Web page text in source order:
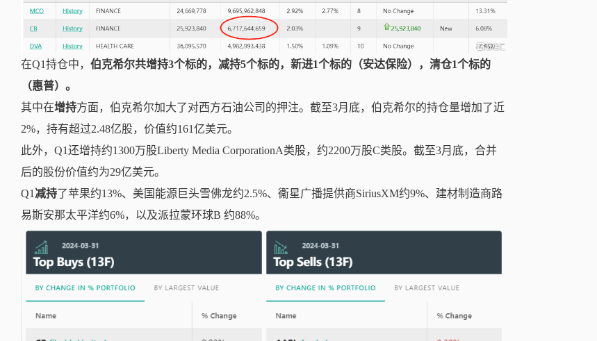
在Q1持仓中， 伯克希尔共增持3个标的，减持5个标的，新进1个标的（安达保险），清仓1个标的
（惠普）。
其中在增持方面， 伯克希尔加大了对西方石油公司的押注。 截至3月底，伯克希尔的持仓量增加了近
2%，持有超过2.48亿股，价值约161亿美元。
此外， Q1还增持约1300万股Liberty Media CorporationA类股，约2200万股C类股。截至3月底，合并
后的股份价值约为29亿美元。
Q1 减持了苹果约13%、 美国能源巨头雪佛龙约2.5%、 衞星广播提供商SiriusXM约9%、 建材制 造商路
易斯安那太平洋约6%，以及派拉蒙环球B 约88%。